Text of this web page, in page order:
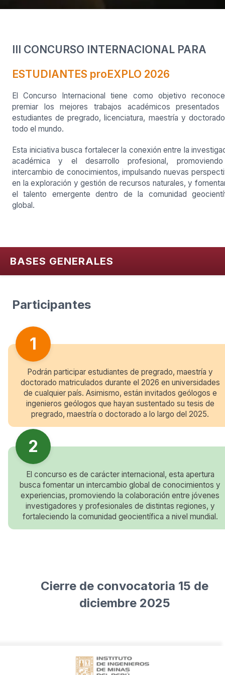
III CONCURSO INTERNACIONAL PARA
ESTUDIANTES proEXPLO 2026
El Concurso Internacional tiene como objetivo
premiar los mejores trabajos académicos presentados
estudiantes de pregrado, licenciatura, maestría y
todo el mundo.
Esta iniciativa busca fortalecer la conexión entre la
académica y el desarrollo profesional,
intercambio de conocimientos, impulsando nuevas
en la exploración y gestión de recursos naturales, y
el talento emergente dentro de la comunidad
global.
BASES GENERALES
Participantes
1
Podrán participar estudiantes de pregrado, maestría y
doctorado matriculados durante el 2026 en universidades
de cualquier país. Asimismo, están invitados geólogos e
ingenieros geólogos que hayan sustentado su tesis de
pregrado, maestría o doctorado a lo largo del 2025.
2
El concurso es de carácter internacional, esta apertura
busca fomentar un intercambio global de conocimientos y
experiencias, promoviendo la colaboración entre jóvenes
investigadores y profesionales de distintas regiones, y
fortaleciendo la comunidad geocientífica a nivel mundial.
Cierre de convocatoria 15 de
diciembre 2025